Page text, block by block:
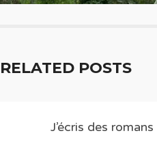
RELATED POSTS
J’écris des